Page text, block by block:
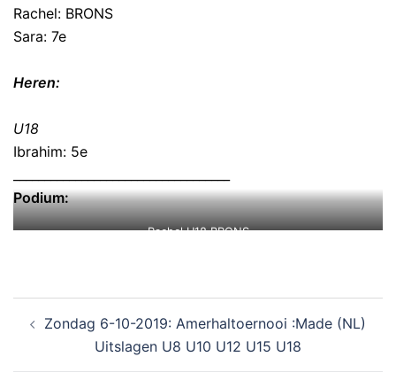
Rachel: BRONS
Sara: 7e
Heren:
U18
Ibrahim: 5e
Podium:
Rachel U18 BRONS
Zondag 6-10-2019: Amerhaltoernooi :Made (NL)
Uitslagen U8 U10 U12 U15 U18